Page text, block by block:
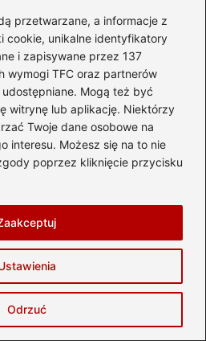
przetwarzane, a informacje z
cookie, unikalne identyfikatory
i zapisywane przez 137
wymogi TFC oraz partnerów
Mogą też być
witrynę lub aplikację. Niektórzy
Twoje dane osobowe na
interesu. Możesz się na to nie
poprzez kliknięcie przycisku
Odrzuć
zabezpiecz auto i